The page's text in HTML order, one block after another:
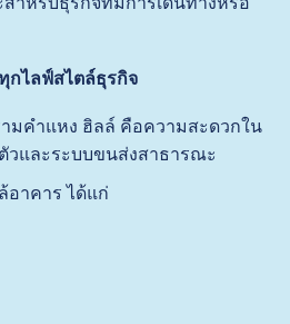
กไลฟ์สไตล์ธุรกิจ
มคำแหง ฮิลล์ คือความสะดวกใน
วและระบบขนส่งสาธารณะ
าคาร ได้แก่